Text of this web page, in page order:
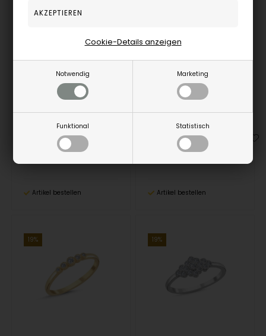
Notwendig Marketing
Funktional Statistisch
Cookie-Details anzeigen
1.197,00 EUR
Artikel bestellen
627,00 EUR
Artikel bestellen
19% 19%